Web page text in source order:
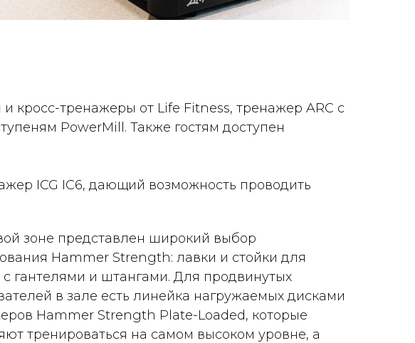
кросс-тренажеры от Life Fitness, тренажер ARC с
PowerMill. Также гостям доступен
ICG IC6, дающий возможность проводить
зоне представлен широкий выбор
Hammer Strength: лавки и стойки для
с гантелями и штангами. Для продвинутых
в зале есть линейка нагружаемых дисками
Hammer Strength Plate-Loaded, которые
тренироваться на самом высоком уровне, а